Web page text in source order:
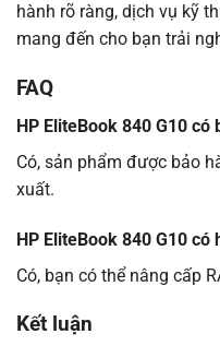
hành rõ ràng, dịch vụ kỹ
mang đến cho bạn trải
FAQ
HP EliteBook 840 G10 có
Có, sản phẩm được bảo
xuất.
HP EliteBook 840 G10
Có, bạn có thể nâng cấp
Kết luận